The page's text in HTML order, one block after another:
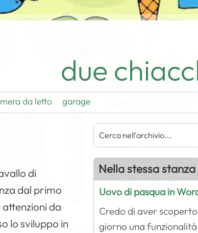
due
da letto garage
di
dal primo
da
lo sviluppo in
Nella stessa stanza
Uovo di pasqua in
Credo di aver
giorno una